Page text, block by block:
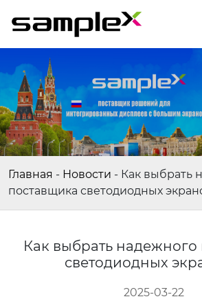
Главная - Новости - Как выбрать
поставщика светодиодных
Как выбрать надежного
светодиодных
2025-03-22